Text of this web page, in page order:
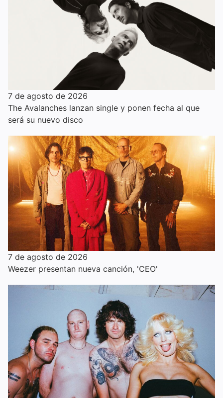
7 de agosto de 2026
The Avalanches lanzan single y ponen fecha al que
será su nuevo disco
7 de agosto de 2026
Weezer presentan nueva canción, 'CEO'